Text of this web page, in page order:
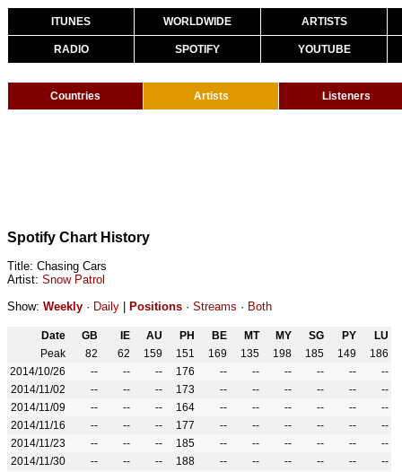
ITUNES WORLDWIDE ARTISTS
RADIO SPOTIFY YOUTUBE
Countries Artists Listeners
Spotify Chart History
Title: Chasing Cars
Artist: Snow Patrol
Show: Weekly · Daily Positions · Streams · Both
Date GB IE AU PH BE MT MY SG PY
LU
Peak
82 62 159 151 169 135 198 185 149
186
2014/10/26
-- -- -- 176 -- -- -- -- --
--
2014/11/02
-- -- -- 173 -- -- -- -- --
--
2014/11/09
-- -- -- 164 -- -- -- -- --
--
2014/11/16
-- -- -- 177 -- -- -- -- --
--
2014/11/23
-- -- -- 185 -- -- -- -- --
--
2014/11/30
-- -- -- 188 -- -- -- -- --
--